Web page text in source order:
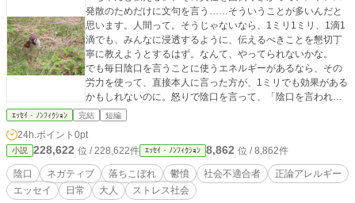
発散のためだけに文句を言う……そういうことが多いんだと
思います。人間って。そうじゃないなら、1ミリ1ミリ、1滴1
滴でも、みんなに浸透するように、伝えるべきことを懇切丁
寧に教えようとするはず。なんて、やってられないかな。
でも毎日陰口を言うことに使うエネルギーがあるなら、その
労力を使って、直接本人に言った方が、1ミリでも効果がある
かもしれないのに。怒りで陰口を言って、「陰口を言われて
いる」と相手に感じさせて、心を病んだり病ませたり、双方
的になって……なんであんな無駄に感情的なんでしょう。た
だただ感情的なせいで、伝わることも伝わらない。「言った
のに分かってくれない」って、説明下手なのを相手のせいに
しているんじゃないでしょうか。 ちゃんと言いもしない
で、一回言って直らなければすぐ嫌うんでしょう。忍耐がな
ｴｯｾｲ・ﾉﾝﾌｨｸｼｮﾝ 完結 短編
24h.ポイント 0pt
小説 228,622 位 / 228,622件 ｴｯｾｲ・ﾉﾝﾌｨｸｼｮﾝ 8,862 位 / 8,862件
陰口 ネガティブ 落ちこぼれ 鬱憤 社会不適合者
正論アレルギー
エッセイ
日常 大人 ストレス社会